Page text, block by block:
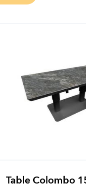
Table Colombo